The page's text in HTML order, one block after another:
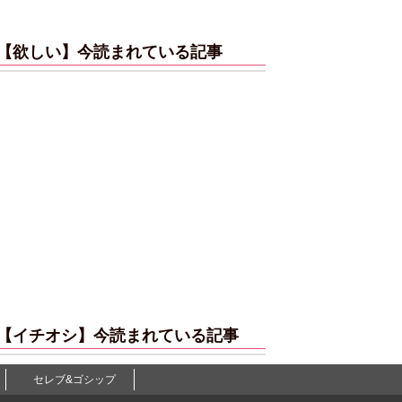
【欲しい】今読まれている記事
【イチオシ】今読まれている記事
セレブ&ゴシップ